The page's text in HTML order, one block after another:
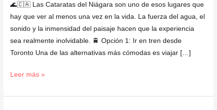
🌊🇨🇦 Las Cataratas del Niágara son uno de esos lugares que
hay que ver al menos una vez en la vida. La fuerza del agua, el
sonido y la inmensidad del paisaje hacen que la experiencia
sea realmente inolvidable. 🚆 Opción 1: Ir en tren desde
Toronto Una de las alternativas más cómodas es viajar […]
visitarlas
desde
Toronto!
Leer más »